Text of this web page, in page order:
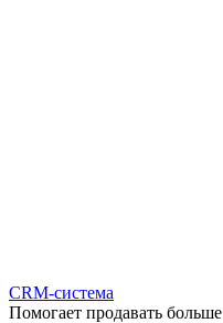
CRM-система
Помогает продавать больше